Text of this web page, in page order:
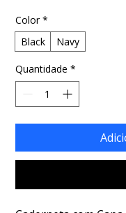
Color *
Black
Navy
Quantidade *